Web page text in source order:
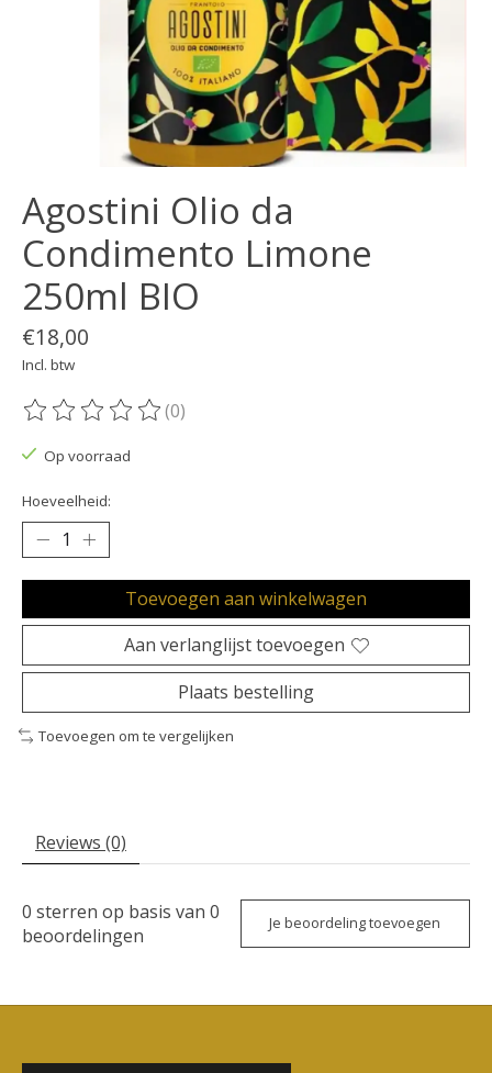
Agostini Olio da
Condimento Limone
250ml BIO
€18,00
Incl. btw
De beoordeling van dit product is
(0)
Op voorraad
Hoeveelheid:
Toevoegen aan winkelwagen
Aan verlanglijst toevoegen
Plaats bestelling
Toevoegen om te vergelijken
Reviews (0)
0 sterren op basis van 0
beoordelingen
Je beoordeling toevoegen